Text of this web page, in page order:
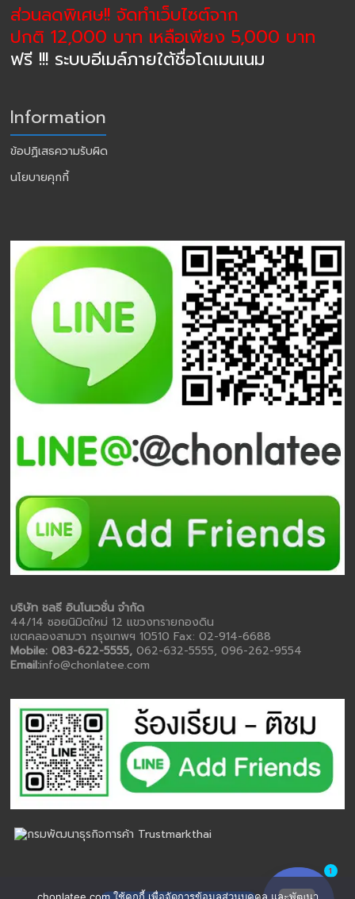
ส่วนลดพิเศษ!! จัดทำเว็บไซต์จาก
ปกติ 12,000 บาท เหลือเพียง 5,000 บาท
ฟรี !!! ระบบอีเมล์ภายใต้ชื่อโดเมนเนม
Information
ข้อปฏิเสธความรับผิด
นโยบายคุกกี้
บริษัท ชลธี อินโนเวชั่น จำกัด
44/14 ซอยนิมิตใหม่ 12 แขวงทรายกองดิน
เขตคลองสามวา กรุงเทพฯ 10510 Fax: 02-914-6688
Mobile: 083-622-5555,062-632-5555, 096-262-9554
Email:info@chonlatee.com
1